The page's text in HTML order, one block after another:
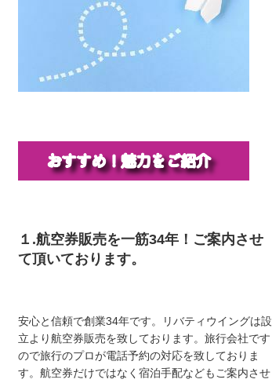
１.航空券販売を一筋34年！ご案内させ
て頂いております。
安心と信頼で創業34年です。リバティウイングは設
立より航空券販売を致しております。旅行会社です
ので旅行のプロが電話予約の対応を致しておりま
す。航空券だけではなく宿泊手配などもご案内させ